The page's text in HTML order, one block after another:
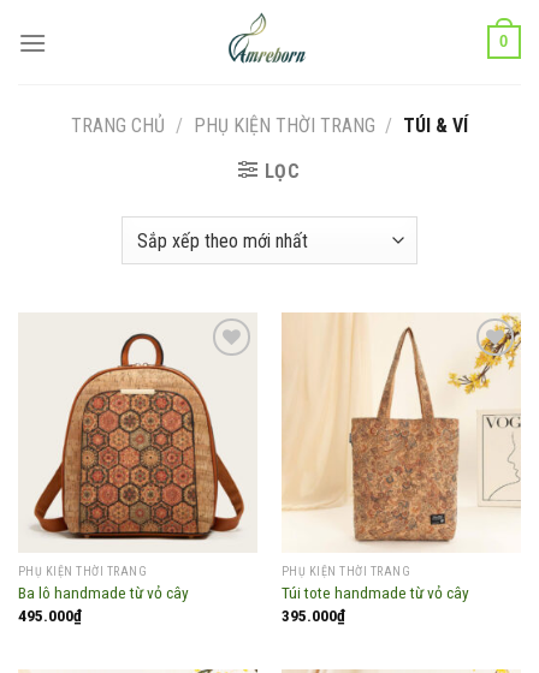
đến
0
TRANG CHỦ / PHỤ KIỆN THỜI TRANG / TÚI & VÍ
LỌC
Add to
wishlist
PHỤ KIỆN THỜI TRANG
Ba lô handmade từ vỏ cây
495.000₫
Add to
PHỤ KIỆN THỜI TRANG
Túi tote handmade từ vỏ cây
395.000₫